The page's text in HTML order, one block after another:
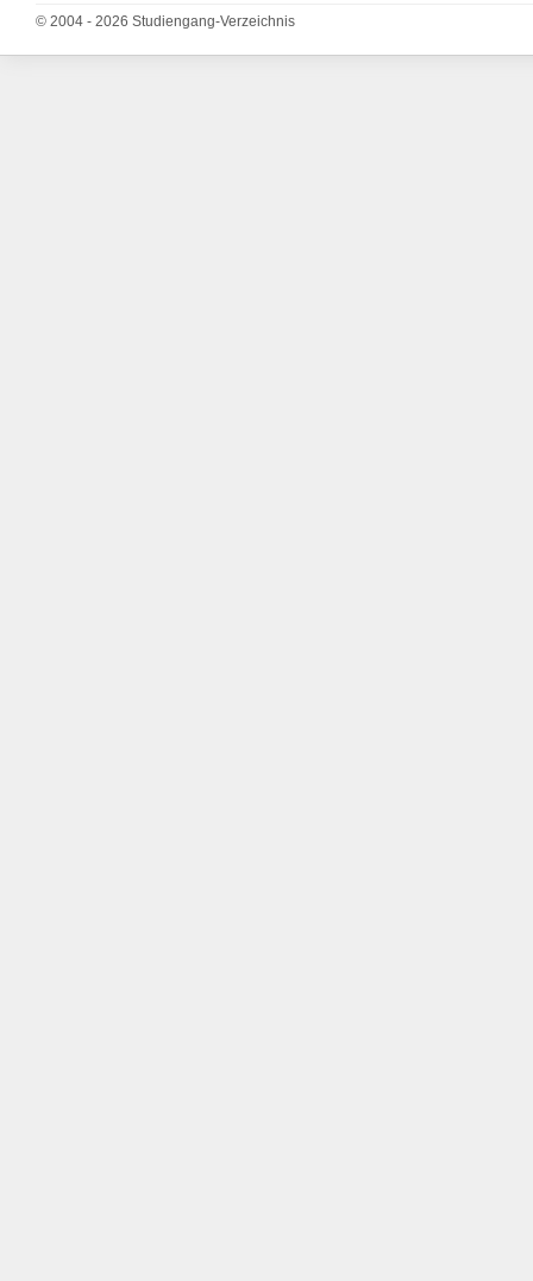
© 2004 - 2026 Studiengang-Verzeichnis